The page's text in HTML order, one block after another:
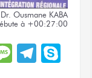
Ousmane KABA
à +00:27:00
Message